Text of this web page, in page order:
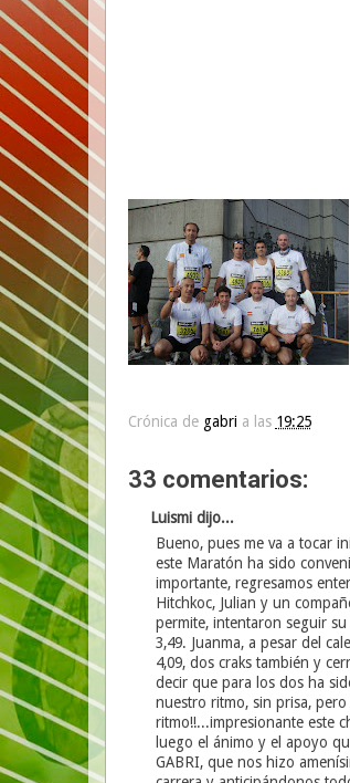
Crónica de gabri a las 19:25
33 comentarios:
Luismi dijo...
Bueno, pues me va a tocar
este Maratón ha sido
importante, regresamos
Hitchkoc, Julian y un
permite, intentaron seguir
3,49. Juanma, a pesar del
4,09, dos craks también y
decir que para los dos ha
nuestro ritmo, sin prisa, pero
ritmo!!...impresionante este
luego el ánimo y el apoyo
GABRI, que nos hizo